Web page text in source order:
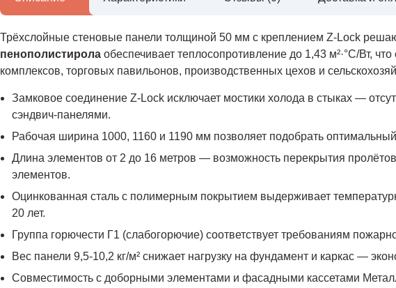
Трёхслойные стеновые панели толщиной 50 мм с креплением Z-Lock
пенополистирола обеспечивает теплосопротивление до 1,43 м²·°С/Вт,
комплексов, торговых павильонов, производственных цехов и
Замковое соединение Z-Lock исключает мостики холода в стыках —
сэндвич-панелями.
Рабочая ширина 1000, 1160 и 1190 мм позволяет подобрать
Длина элементов от 2 до 16 метров — возможность перекрытия
элементов.
Оцинкованная сталь с полимерным покрытием выдерживает
20 лет.
Группа горючести Г1 (слабогорючие) соответствует требованиям
Вес панели 9,5-10,2 кг/м² снижает нагрузку на фундамент и каркас —
Совместимость с доборными элементами и фасадными кассетами